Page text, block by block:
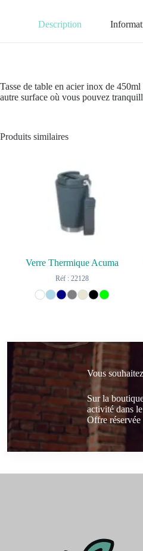
Description
Tasse de table en acier inox de
autre surface où vous pouvez
Produits similaires
Verre Thermique Acuma
Réf : 22128
Vous
Sur la
activité dans
Offre réservée